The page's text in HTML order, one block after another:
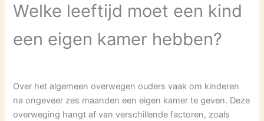
Welke leeftijd moet een kind
een eigen kamer hebben?
Over het algemeen overwegen ouders vaak om kinderen
na ongeveer zes maanden een eigen kamer te geven. Deze
overweging hangt af van verschillende factoren, zoals